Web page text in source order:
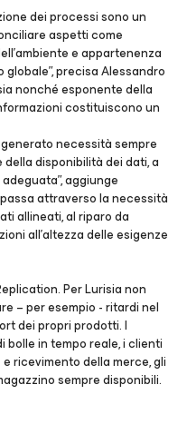
dei processi sono un
aspetti come
e appartenenza
precisa Alessandro
nonché esponente della
costituiscono un
necessità sempre
disponibilità dei dati, a
aggiunge
attraverso la necessità
allineati, al riparo da
all’altezza delle esigenze
Per Lurisia non
– per esempio - ritardi nel
dei propri prodotti. I
in tempo reale, i clienti
ricevimento della merce, gli
sempre disponibili.